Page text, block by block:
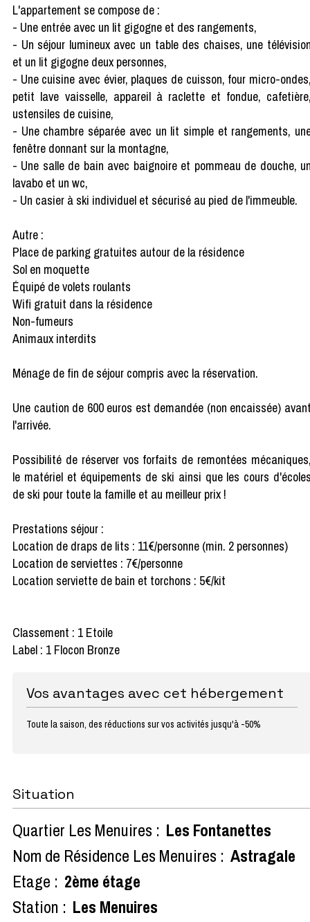
L'appartement se compose de :
- Une entrée avec un lit gigogne et des rangements,
- Un séjour lumineux avec un table des chaises, une
et un lit gigogne deux personnes,
- Une cuisine avec évier, plaques de cuisson, four micro-
petit lave vaisselle, appareil à raclette et fondue,
ustensiles de cuisine,
- Une chambre séparée avec un lit simple et rangements,
fenêtre donnant sur la montagne,
- Une salle de bain avec baignoire et pommeau de douche,
lavabo et un wc,
- Un casier à ski individuel et sécurisé au pied de l'immeuble.
Autre :
Place de parking gratuites autour de la résidence
Sol en moquette
Équipé de volets roulants
Wifi gratuit dans la résidence
Non-fumeurs
Animaux interdits
Ménage de fin de séjour compris avec la réservation.
Une caution de 600 euros est demandée (non encaissée)
l'arrivée.
Possibilité de réserver vos forfaits de remontées
le matériel et équipements de ski ainsi que les cours
de ski pour toute la famille et au meilleur prix !
Prestations séjour :
Location de draps de lits : 11€/personne (min. 2 personnes)
Location de serviettes : 7€/personne
Location serviette de bain et torchons : 5€/kit
Classement : 1 Etoile
Label : 1 Flocon Bronze
Vos avantages avec cet hébergement
Toute la saison, des réductions sur vos activités jusqu'à -50%
Situation
Quartier Les Menuires : Les Fontanettes
Nom de Résidence Les Menuires : Astragale
Etage : 2ème étage
Station : Les Menuires